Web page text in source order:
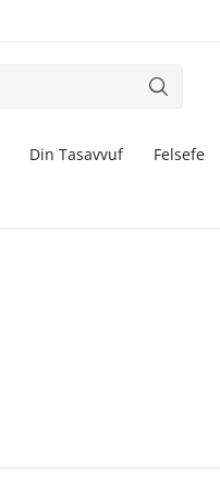
Din Tasavvuf Felsefe